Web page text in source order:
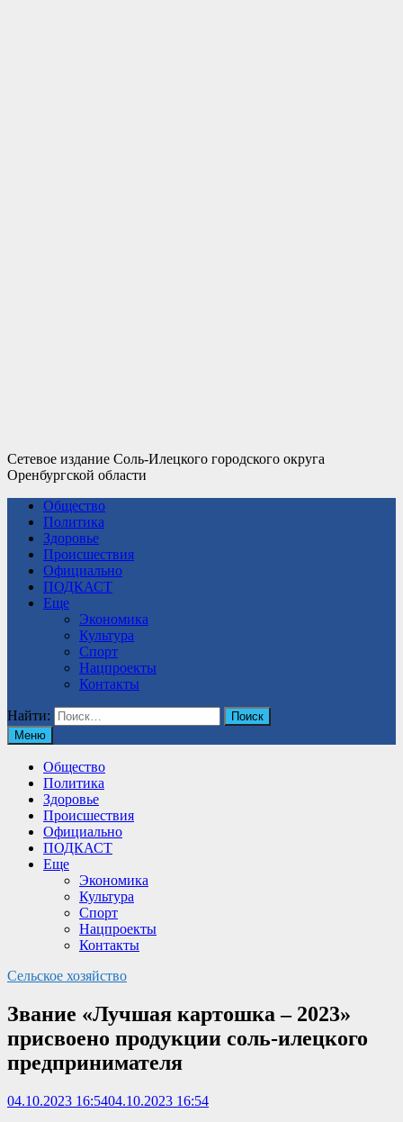
Сетевое издание Соль-Илецкого городского округа
Оренбургской области
Общество
Политика
Здоровье
Происшествия
Официально
ПОДКАСТ
Еще
Экономика
Культура
Спорт
Нацпроекты
Контакты
Найти:
Меню
Общество
Политика
Здоровье
Происшествия
Официально
ПОДКАСТ
Еще
Экономика
Культура
Спорт
Нацпроекты
Контакты
Сельское хозяйство
Звание «Лучшая картошка – 2023»
присвоено продукции соль-илецкого
предпринимателя
04.10.2023 16:5404.10.2023 16:54